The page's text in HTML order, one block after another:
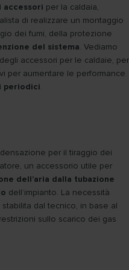
accessori per la caldaia,
di realizzare un montaggio
dei fumi, della protezione
del sistema. Vediamo
accessori per le caldaie, per
per aumentare le performance
periodici.
per il tiraggio dei
un accessorio utile per
dell’aria dalla tubazione
dell’impianto. La necessità
dal tecnico, in base al
sullo scarico dei gas